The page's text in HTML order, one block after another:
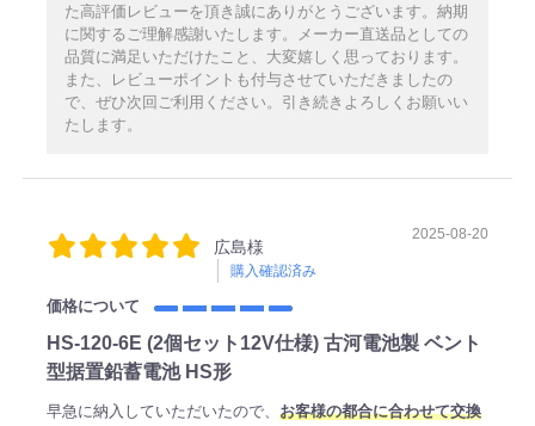
た高評価レビューを頂き誠にありがとうございます。納期
に関するご理解感謝いたします。メーカー直送品としての
品質に満足いただけたこと、大変嬉しく思っております。
また、レビューポイントも付与させていただきましたの
で、ぜひ次回ご利用ください。引き続きよろしくお願いい
たします。
広島様
購入確認済み
2025-08-20
価格について
HS-120-6E (2個セット12V仕様) 古河電池製 ベント
型据置鉛蓄電池 HS形
早急に納入していただいたので、 お客様の都合に合わせて交換